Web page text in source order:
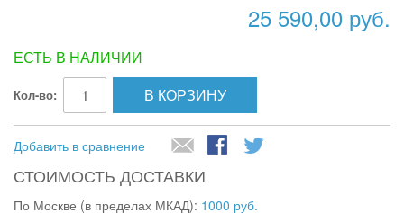
25 590,00 руб.
ЕСТЬ В НАЛИЧИИ
Кол-во: В КОРЗИНУ
Добавить в сравнение
СТОИМОСТЬ ДОСТАВКИ
По Москве (в пределах МКАД): 1000 руб.